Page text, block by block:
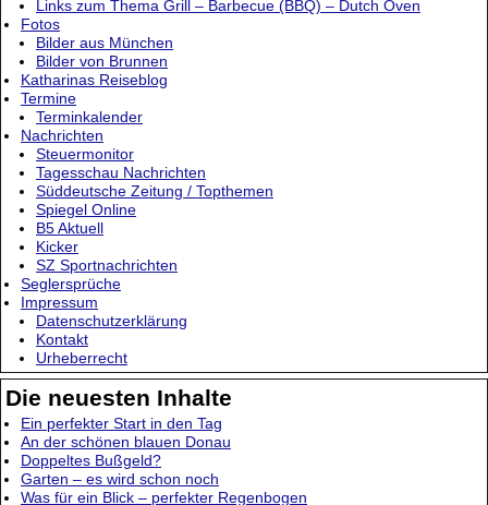
Links zum Thema Grill – Barbecue (BBQ) – Dutch Oven
Fotos
Bilder aus München
Bilder von Brunnen
Katharinas Reiseblog
Termine
Terminkalender
Nachrichten
Steuermonitor
Tagesschau Nachrichten
Süddeutsche Zeitung / Topthemen
Spiegel Online
B5 Aktuell
Kicker
SZ Sportnachrichten
Seglersprüche
Impressum
Datenschutzerklärung
Kontakt
Urheberrecht
Die neuesten Inhalte
Ein perfekter Start in den Tag
An der schönen blauen Donau
Doppeltes Bußgeld?
Garten – es wird schon noch
Was für ein Blick – perfekter Regenbogen